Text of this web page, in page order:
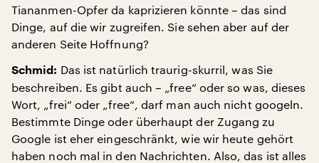
Tiananmen-Opfer da kaprizieren könnte – das sind
Dinge, auf die wir zugreifen. Sie sehen aber auf der
anderen Seite Hoffnung?
Schmid: Das ist natürlich traurig-skurril, was Sie
beschreiben. Es gibt auch – „free“ oder so was, dieses
Wort, „frei“ oder „free“, darf man auch nicht googeln.
Bestimmte Dinge oder überhaupt der Zugang zu
Google ist eher eingeschränkt, wie wir heute gehört
haben noch mal in den Nachrichten. Also, das ist alles